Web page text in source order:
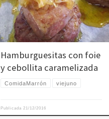
Hamburguesitas con foie
y cebollita caramelizada
ComidaMarrón viejuno
Publicada21/12/2016